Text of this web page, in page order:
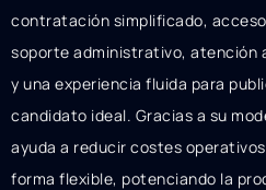
contratación simplificado,
soporte administrativo, atención
y una experiencia fluida para
candidato ideal. Gracias a su
ayuda a reducir costes
forma flexible, potenciando la